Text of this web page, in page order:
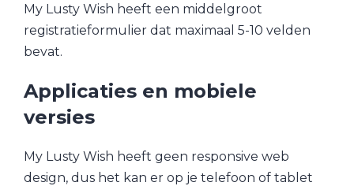
My Lusty Wish heeft een middelgroot
registratieformulier dat maximaal 5-10 velden
bevat.
Applicaties en mobiele
versies
My Lusty Wish heeft geen responsive web
design, dus het kan er op je telefoon of tablet